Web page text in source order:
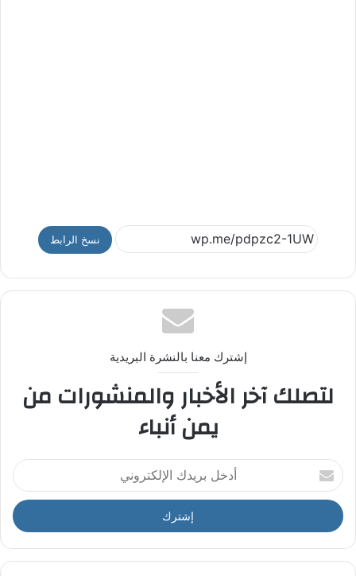
نسخ الرابط
إشترك معنا بالنشرة البريدية
لتصلك آخر الأخبار والمنشورات من
يمن أنباء
أ
د
خ
ل
ر